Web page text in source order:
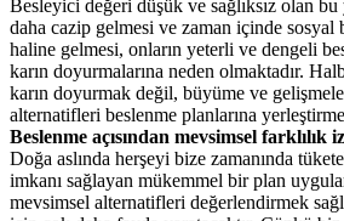
Besleyici değeri düşük ve sağlıksız olan
daha cazip gelmesi ve zaman içinde sosyal
haline gelmesi, onların yeterli ve dengeli
karın doyurmalarına neden olmaktadır.
karın doyurmak değil, büyüme ve
alternatifleri beslenme planlarına
Beslenme açısından mevsimsel farklılık
Doğa aslında herşeyi bize zamanında
imkanı sağlayan mükemmel bir plan
mevsimsel alternatifleri değerlendirmek